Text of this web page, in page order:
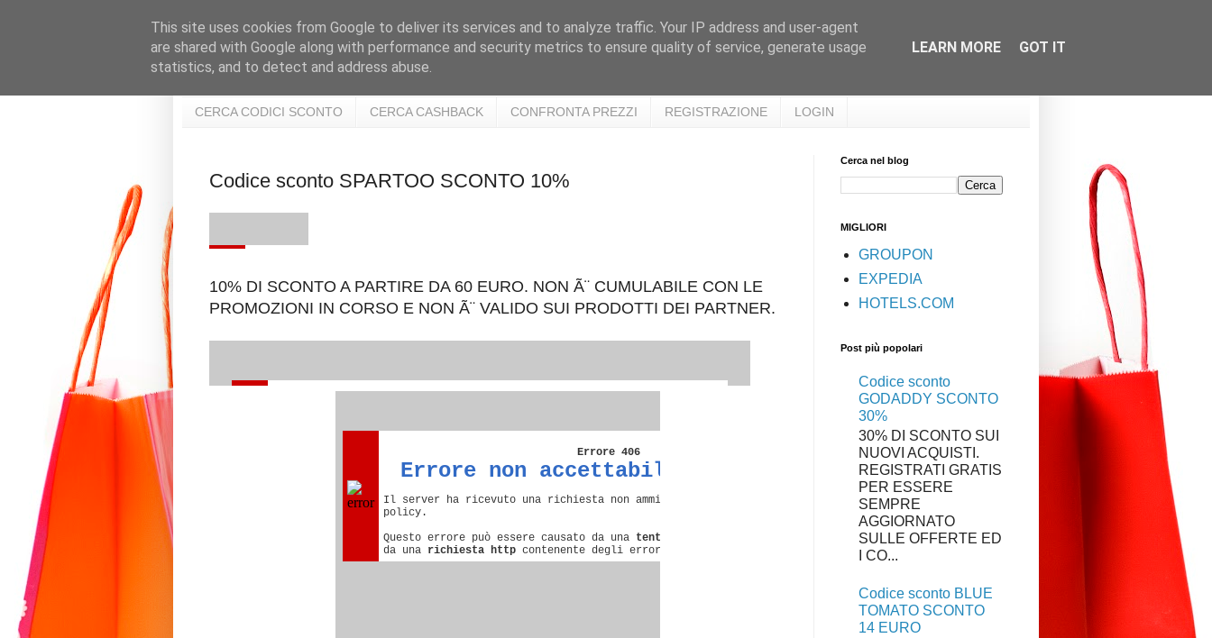
CERCA CODICI SCONTO CERCA CASHBACK CONFRONTA PREZZI REGISTRAZIONE LOGIN
Codice sconto SPARTOO SCONTO 10%
10% DI SCONTO A PARTIRE DA 60 EURO. NON Ã¨ CUMULABILE CON LE
PROMOZIONI IN CORSO E NON Ã¨ VALIDO SUI PRODOTTI DEI PARTNER.
Cerca nel blog
MIGLIORI
GROUPON
EXPEDIA
HOTELS.COM
Post più popolari
Codice sconto
GODADDY SCONTO
30%
30% DI SCONTO SUI
NUOVI ACQUISTI.
REGISTRATI GRATIS
PER ESSERE
SEMPRE
AGGIORNATO
SULLE OFFERTE ED
I CO...
Codice sconto BLUE
TOMATO SCONTO
14 EURO
This site uses cookies from Google to deliver its services and to analyze traffic. Your IP address and user-agent
are shared with Google along with performance and security metrics to ensure quality of service, generate usage
statistics, and to detect and address abuse.
LEARN MORE GOT IT